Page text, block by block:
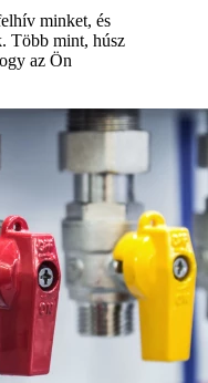
minket, és
Több mint, húsz
az Ön